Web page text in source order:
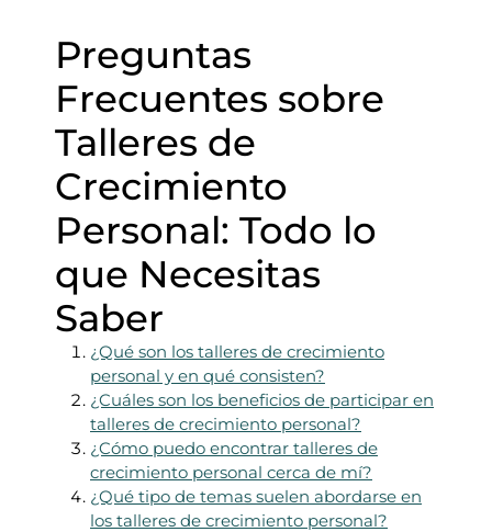
Preguntas
Frecuentes sobre
Talleres de
Crecimiento
Personal: Todo lo
que Necesitas
Saber
¿Qué son los talleres de crecimiento
personal y en qué consisten?
¿Cuáles son los beneficios de participar en
talleres de crecimiento personal?
¿Cómo puedo encontrar talleres de
crecimiento personal cerca de mí?
¿Qué tipo de temas suelen abordarse en
los talleres de crecimiento personal?